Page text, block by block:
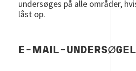
undersøges på alle områder,
låst op.
E-MAIL-